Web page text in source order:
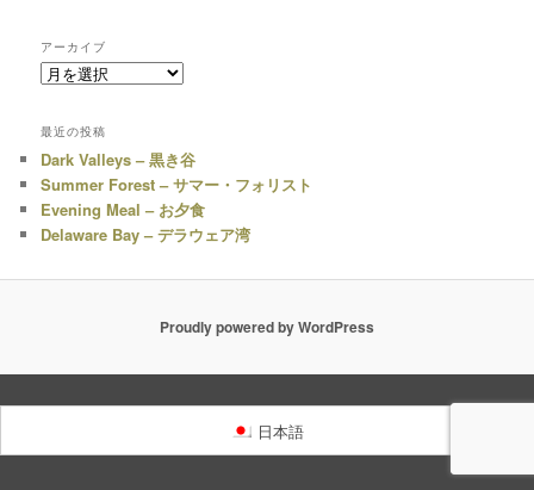
アーカイブ
ア
イ
ブ
最近の投稿
Dark Valleys – 黒き谷
Summer Forest – サマー・フォリスト
Evening Meal – お夕食
Delaware Bay – デラウェア湾
Proudly powered by WordPress
日本語